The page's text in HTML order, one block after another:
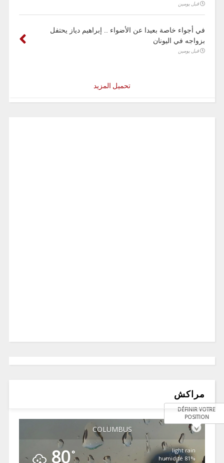
قبل يومين
في أجواء خاصة بعيدا عن الأضواء .. إبراهيم دياز يحتفل
بزواجه في اليونان
قبل يومين
تحميل المزيد
مراكش
COLUMBUS
DÉFINIR VOTRE
POSITION
80°
light rain
81% humidité